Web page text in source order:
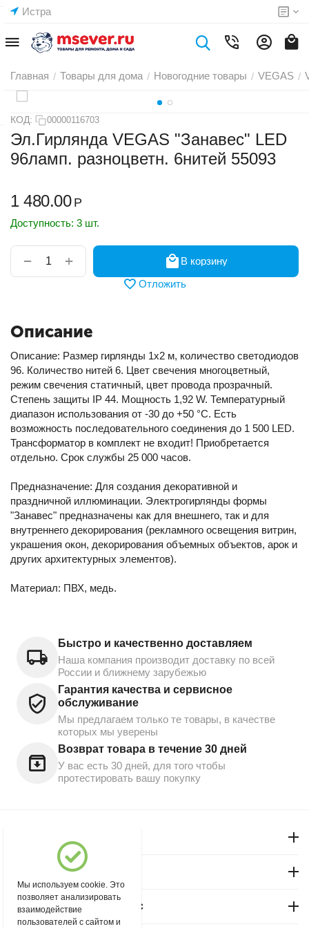
Истра
Главная / Товары для дома / Новогодние товары / VEGAS /
КОД: 00000116703
Эл.Гирлянда VEGAS "Занавес" LED
96ламп. разноцветн. 6нитей 55093
1 480.00 Р
Доступность: 3 шт.
+
−
В корзину
Отложить
Описание
Описание: Размер гирлянды 1х2 м, количество светодиодов
96. Количество нитей 6. Цвет свечения многоцветный,
режим свечения статичный, цвет провода прозрачный.
Степень защиты IP 44. Мощность 1,92 W. Температурный
диапазон использования от -30 до +50 °С. Есть
возможность последовательного соединения до 1 500 LED.
Трансформатор в комплект не входит! Приобретается
отдельно. Срок службы 25 000 часов.
Предназначение: Для создания декоративной и
праздничной иллюминации. Электрогирлянды формы
"Занавес" предназначены как для внешнего, так и для
внутреннего декорирования (рекламного освещения витрин,
украшения окон, декорирования объемных объектов, арок и
других архитектурных элементов).
Материал: ПВХ, медь.
Быстро и качественно доставляем
Наша компания производит доставку по всей
России и ближнему зарубежью
Гарантия качества и сервисное
обслуживание
Мы предлагаем только те товары, в качестве
которых мы уверены
Возврат товара в течение 30 дней
У вас есть 30 дней, для того чтобы
протестировать вашу покупку
Магазин "Северный"
Покупательский сервис
Мы используем cookie. Это
позволяет анализировать
взаимодействие
пользователей с сайтом и